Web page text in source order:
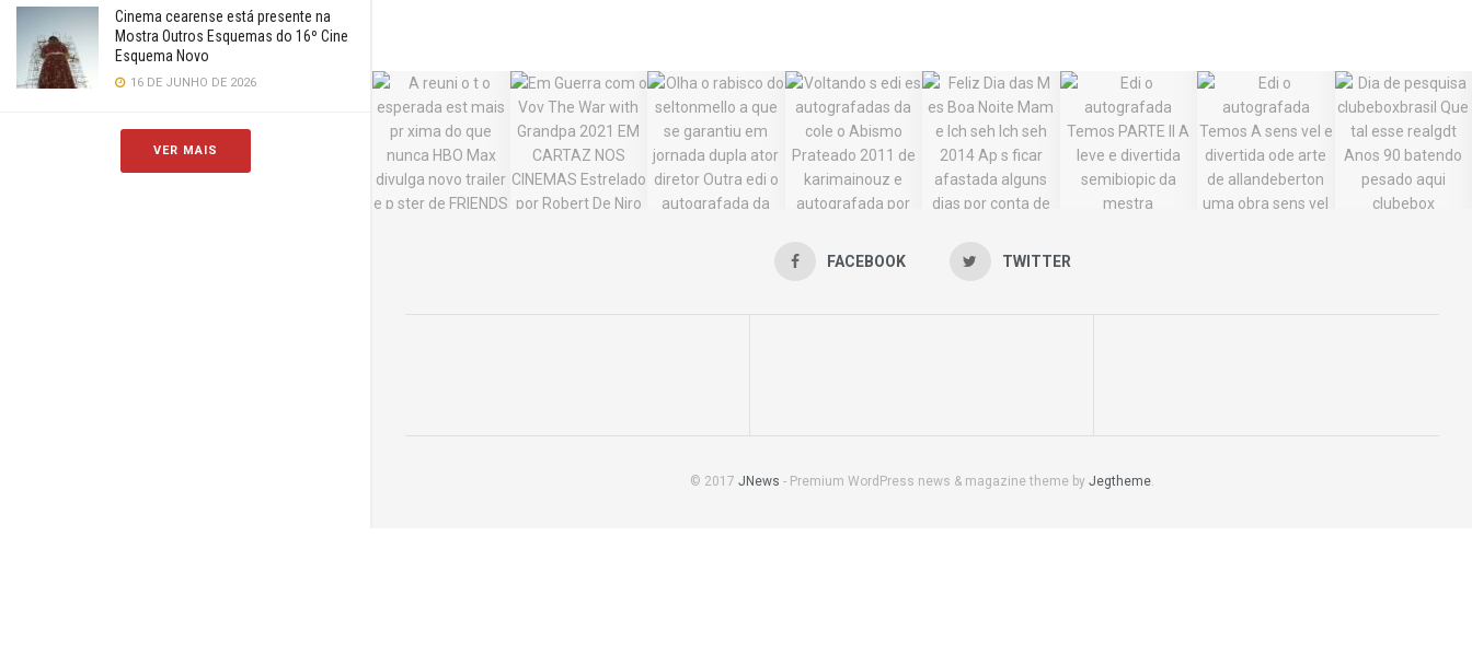
Cinema cearense está presente na
Mostra Outros Esquemas do 16º Cine
Esquema Novo
16 DE JUNHO DE 2026
VER MAIS
FACEBOOK TWITTER
© 2017 JNews - Premium WordPress news & magazine theme by Jegtheme